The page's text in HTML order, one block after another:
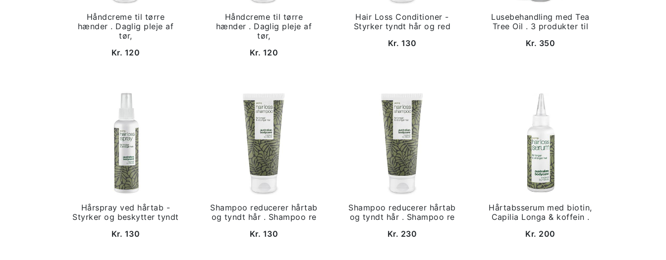
Håndcreme til tørre
hænder . Daglig pleje af
tør,
Kr. 120
Håndcreme til tørre
hænder . Daglig pleje af
tør,
Kr. 120
Hair Loss Conditioner -
Styrker tyndt hår og red
Kr. 130
Lusebehandling med Tea
Tree Oil . 3 produkter til
Kr. 350
Hårspray ved hårtab -
Styrker og beskytter tyndt
Kr. 130
Shampoo reducerer hårtab
og tyndt hår . Shampoo re
Kr. 130
Shampoo reducerer hårtab
og tyndt hår . Shampoo re
Kr. 230
Hårtabsserum med biotin,
Capilia Longa & koffein .
Kr. 200